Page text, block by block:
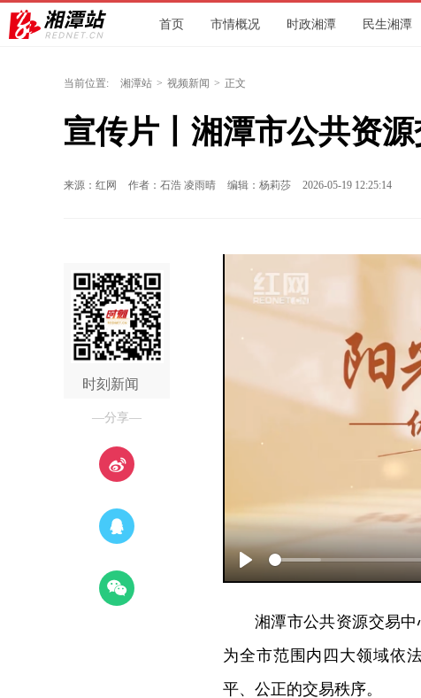
首页 市情概况 时政湘潭 民生湘潭
当前位置: 湘潭站 > 视频新闻 > 正文
宣传片丨湘潭市公共资
来源：红网 作者：石浩 凌雨晴 编辑：杨莉莎 2026-05-19 12:25:14
时刻新闻
—分享—
Play
湘潭市公共资源交易
为全市范围内四大领域依
平、公正的交易秩序。